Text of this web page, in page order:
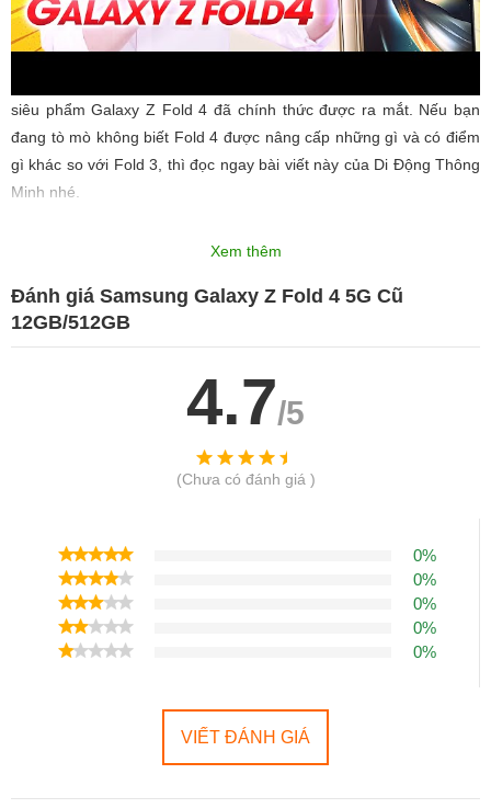
siêu phẩm Galaxy Z Fold 4 đã chính thức được ra mắt. Nếu bạn
đang tò mò không biết Fold 4 được nâng cấp những gì và có điểm
gì khác so với Fold 3, thì đọc ngay bài viết này của Di Động Thông
Minh nhé.
Thiết kế mỏng, nhẹ, bền bỉ, chắc chắn, đi kèm bút S Pen.
Màn hình cho không gian hiển thị rộng hơn.
Camera selfie ẩn, chất lượng cực đỉnh.
Pin 4.400mAh, sạc nhanh 25W, sạc không dây 10W.
Xem thêm
Đánh giá Samsung Galaxy Z Fold 4 5G Cũ
12GB/512GB
4.7/5
(Chưa có đánh giá )
0%
0%
0%
0%
0%
VIẾT ĐÁNH GIÁ